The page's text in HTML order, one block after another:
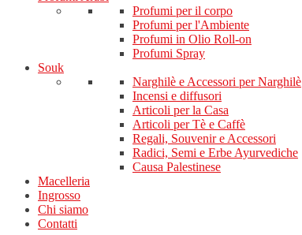
Profumi per il corpo
Profumi per l'Ambiente
Profumi in Olio Roll-on
Profumi Spray
Souk
Narghilè e Accessori per Narghilè
Incensi e diffusori
Articoli per la Casa
Articoli per Tè e Caffè
Regali, Souvenir e Accessori
Radici, Semi e Erbe Ayurvediche
Causa Palestinese
Macelleria
Ingrosso
Chi siamo
Contatti